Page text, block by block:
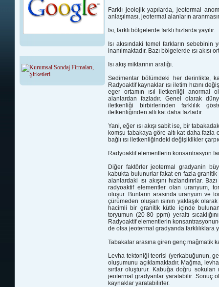
Farklı jeolojik yapılarda, jeotermal
anlaşılması, jeotermal alanların
Isı, farklı bölgelerde farklı hızlarda yayılır.
Isı akısındaki temel farkların
inanılmaktadır. Bazı bölgelerde ısı
Isı akış miktarının aralığı.
Sedimentar bölümdeki her derinlikte,
Radyoaktif kaynaklar ısı iletim hızını
eger ortamın ısıl iletkenliği anormal
alanlardan fazladır. Genel olarak
iletkenliği birbirlerinden farklılık
iletkenliğinden altı kat daha fazladır.
Yani, eğer ısı akışı sabit ise, bir
komşu tabakaya göre altı kat daha
bağlı ısı iletkenliğindeki değişiklikler
Radyoaktif elementlerin konsantrasyon
Diğer faktörler jeotermal gradyanin
kabukta bulunurlar fakat en fazla
alanlardaki ısı akışını hızlandırırlar.
radyoaktif elementler olan uranyum,
oluşur. Bunların arasında uranyum ve
çürümeden oluşan ısının yaklaşık
hacimli bir granitik kütle içinde
toryumun (20-80 ppm) yeraltı
Radyoaktif elementlerin
de olsa jeotermal gradyanda farklılıklara
Tabakalar arasına giren genç mağmatik
Levha tektoniği teorisi (yerkabuğunun,
oluşumunu açıklamaktadır. Mağma,
sırtlar oluşturur. Kabuğa doğru
jeotermal gradyanlar yaratabilir. Sonuç
kaynaklar yaratabilirler.